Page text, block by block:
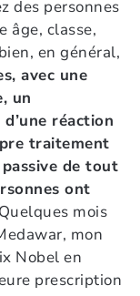
des personnes
âge, classe,
en général,
avec une
un
réaction
traitement
de tout
ont
Quelques mois
mon
Nobel en
prescription